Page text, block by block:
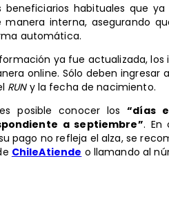
beneficiarios habituales que ya
interna, asegurando
automática.
ya fue actualizada,
online. Sólo deben ingresar
RUNy la fecha de nacimiento.
posible conocer los“días
a septiembre”. En
pago no refleja el alza, se
ChileAtiende o llamando al